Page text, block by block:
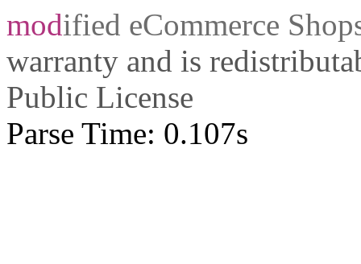
modified eCommerce
warranty and is
Public License
Parse Time: 0.107s